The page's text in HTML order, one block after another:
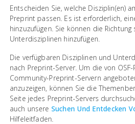
Entscheiden Sie, welche Disziplin(en)
Preprint passen. Es ist erforderlich,
hinzuzufügen. Sie können die
Unterdisziplinen hinzufügen.
Die verfügbaren Disziplinen und
nach Preprint-Server. Um die von
Community-Preprint-Servern
anzuzeigen, können Sie die
Seite jedes Preprint-Servers
auch unsere Suchen Und Entdecken
Hilfeleitfaden.